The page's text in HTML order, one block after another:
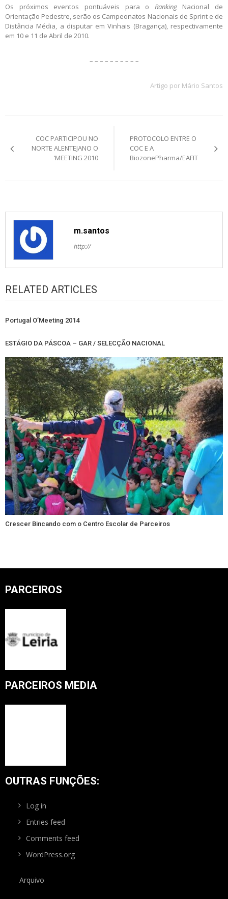
Os próximos eventos pontuáveis para o RankingNacional de
Orientação Pedestre, serão os Campeonatos Nacionais de Sprint e de
Distância Média, a disputar em Vinhais (Bragança), respectivamente
em 10 e 11 de Abril de 2010.
– – – – – – – – – –
Artigo por Mário Santos
navigation
COC PARTICIPOU NO
NORTE ALENTEJANO O
‘MEETING 2010
PROTOCOLO ENTRE O
COC E A
BiozonePharma/EAFIT
m.santos
http://
RELATED ARTICLES
Portugal O’Meeting 2014
ESTÁGIO DA PÁSCOA – GAR / SELECÇÃO NACIONAL
Crescer Bincando com o Centro Escolar de Parceiros
PARCEIROS
PARCEIROS MEDIA
OUTRAS FUNÇÕES:
Log in
Entries feed
Comments feed
WordPress.org
Arquivo